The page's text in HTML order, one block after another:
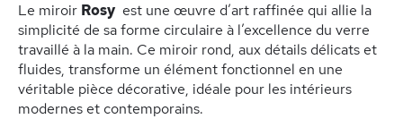
Le miroir Rosy est une œuvre d’art raffinée qui allie la
simplicité de sa forme circulaire à l’excellence du verre
travaillé à la main. Ce miroir rond, aux détails délicats et
fluides, transforme un élément fonctionnel en une
véritable pièce décorative, idéale pour les intérieurs
modernes et contemporains.